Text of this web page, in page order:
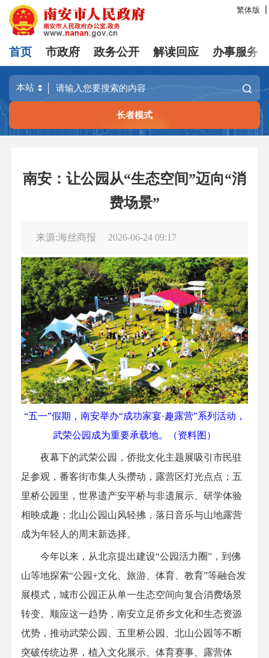
繁体版
首页 市政府 政务公开 解读回应 办事服务
长者模式
南安：让公园从“生态空间”迈向“消
费场景”
来源:海丝商报 2026-06-24 09:17
“五一”假期，南安举办“成功家宴·趣露营”系列活动，
武荣公园成为重要承载地。（资料图）
夜幕下的武荣公园，侨批文化主题展吸引市民驻
足参观，番客街市集人头攒动，露营区灯光点点；五
里桥公园里，世界遗产安平桥与非遗展示、研学体验
相映成趣；北山公园山风轻拂，落日音乐与山地露营
成为年轻人的周末新选择。
今年以来，从北京提出建设“公园活力圈”，到佛
山等地探索“公园+文化、旅游、体育、教育”等融合发
展模式，城市公园正从单一生态空间向复合消费场景
转变。顺应这一趋势，南安立足侨乡文化和生态资源
优势，推动武荣公园、五里桥公园、北山公园等不断
突破传统边界，植入文化展示、体育赛事、露营体